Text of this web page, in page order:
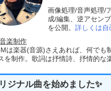
画像処理/音声処理/
成/編集、逆アセン
を公開。 詳しくは自
音楽制作
は楽器(音源)さえあれば、何でも
を制作。歌詞は抒情詩、抒情的な
ジナル曲を始めました✨